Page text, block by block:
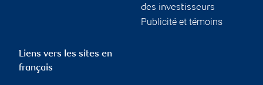
des investisseurs
Publicité et témoins
Liens vers les sites en
français